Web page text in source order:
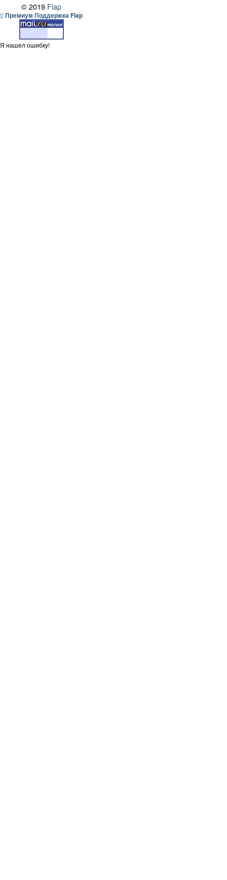
© 2019 Flap
Премиум Поддержка Flap
Я нашел ошибку!